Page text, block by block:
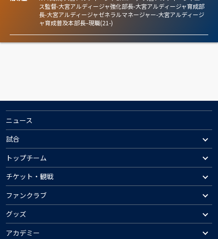
ス監督-大宮アルディージャ強化部長-大宮アルディージャ育成部
長-大宮アルディージャゼネラルマネージャー-大宮アルディージ
ャ育成普及本部長–現職(21-)
ニュース
試合
トップチーム
チケット・観戦
ファンクラブ
グッズ
アカデミー